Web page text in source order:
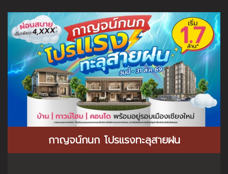
กาญจน์กนก โปรแรงทะลุสายฝน